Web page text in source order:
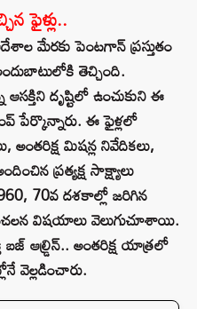
ఫైళ్లు..
మేరకు పెంటగాన్ ప్రస్తుతం
తెచ్చింది.
ఆసక్తిని దృష్టిలో ఉంచుకుని ఈ
పేర్కొన్నారు. ఈ ఫైళ్లలో
మిషన్ల నివేదికలు,
ప్రత్యక్ష సాక్ష్యాలు
70వ దశకాల్లో జరిగిన
విషయాలు వెలుగుచూశాయి.
బజ్ ఆల్డ్రిన్.. అంతరిక్ష యాత్రలో
వెల్లడించారు.